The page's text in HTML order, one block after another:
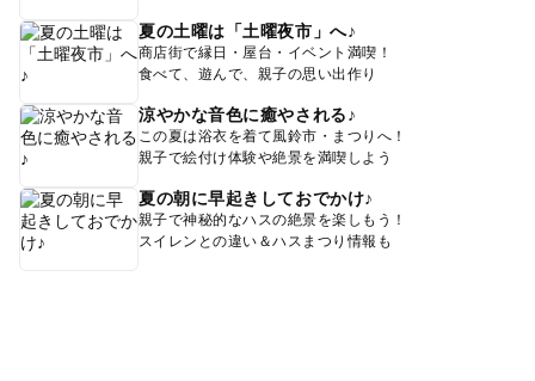
夏の土曜は「土曜夜市」へ♪
商店街で縁日・屋台・イベント満喫！
食べて、遊んで、親子の思い出作り
涼やかな音色に癒やされる♪
この夏は浴衣を着て風鈴市・まつりへ！
親子で絵付け体験や絶景を満喫しよう
夏の朝に早起きしておでかけ♪
親子で神秘的なハスの絶景を楽しもう！
スイレンとの違い＆ハスまつり情報も